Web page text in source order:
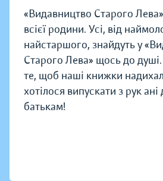
«Видавництво Старого
всієї родини. Усі, від
найстаршого, знайдуть у
Старого Лева» щось до
те, щоб наші книжки
хотілося випускати з рук ані
батькам!